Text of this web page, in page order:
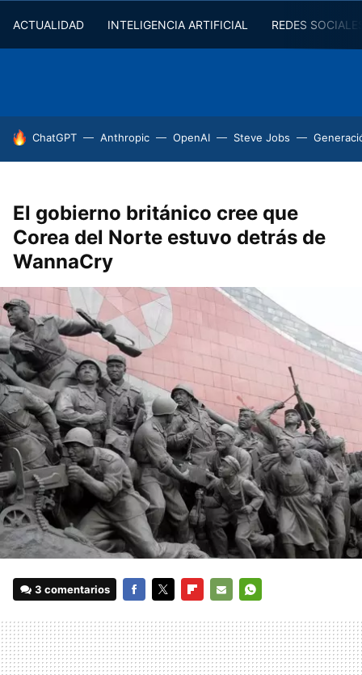
ACTUALIDAD INTELIGENCIA ARTIFICIAL REDES
HOY SE HABLA DE
ChatGPT Anthropic OpenAI Steve Jobs
El gobierno británico cree que
Corea del Norte estuvo detrás de
WannaCry
3 comentarios
MAIL